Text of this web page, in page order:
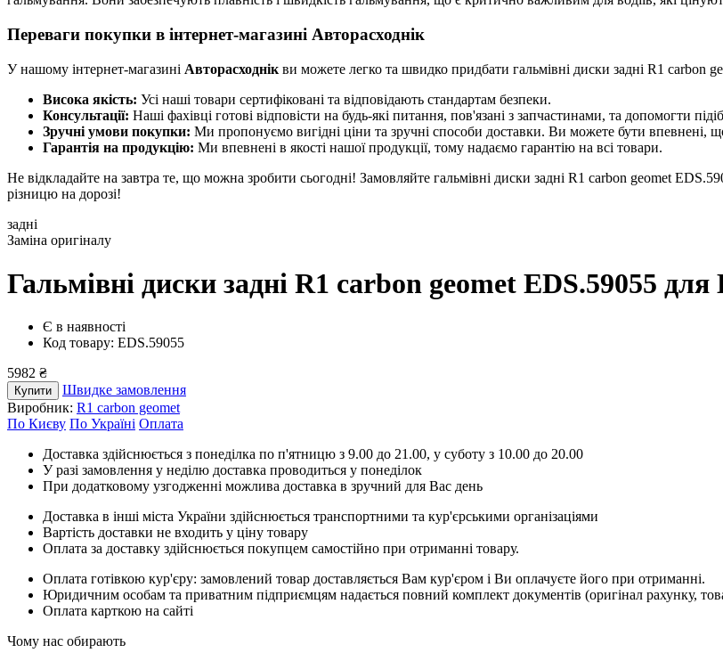
Переваги покупки в інтернет-магазині Авторасходнік
У нашому інтернет-магазині Авторасходнік ви можете легко та швидко придбати гальмівні диски задні R1
Висока якість: Усі наші товари сертифіковані та відповідають стандартам безпеки.
Консультації: Наші фахівці готові відповісти на будь-які питання, пов'язані з запчастинами, та допомогти
Зручні умови покупки: Ми пропонуємо вигідні ціни та зручні способи доставки. Ви можете бути впевнені,
Гарантія на продукцію: Ми впевнені в якості нашої продукції, тому надаємо гарантію на всі товари.
Не відкладайте на завтра те, що можна зробити сьогодні! Замовляйте гальмівні диски задні R1 carbon geomet
різницю на дорозі!
задні
Заміна оригіналу
Гальмівні диски задні R1 carbon geomet EDS.59055 для
Є в наявності
Код товару: EDS.59055
5982 ₴
Купити
Швидке замовлення
Виробник: R1 carbon geomet
По Києву По Україні Оплата
Доставка здійснюється з понеділка по п'ятницю з 9.00 до 21.00, у суботу з 10.00 до 20.00
У разі замовлення у неділю доставка проводиться у понеділок
При додатковому узгодженні можлива доставка в зручний для Вас день
Доставка в інші міста України здійснюється транспортними та кур'єрськими організаціями
Вартість доставки не входить у ціну товару
Оплата за доставку здійснюється покупцем самостійно при отриманні товару.
Оплата готівкою кур'єру: замовлений товар доставляється Вам кур'єром і Ви оплачуєте його при отриманні.
Юридичним особам та приватним підприємцям надається повний комплект документів (оригінал рахунку,
Оплата карткою на сайті
Чому нас обирають